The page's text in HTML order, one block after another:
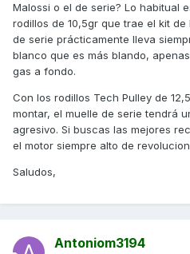
Malossi o el de serie? Lo habitual
rodillos de 10,5gr que trae el kit
de serie prácticamente lleva
blanco que es más blando,
gas a fondo.
Con los rodillos Tech Pulley de
montar, el muelle de serie tendrá
agresivo. Si buscas las mejores
el motor siempre alto de
Saludos,
Antoniom3194